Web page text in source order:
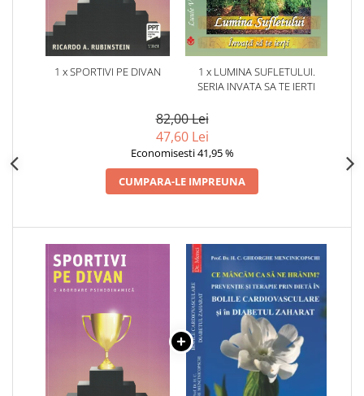
1 x SPORTIVI PE DIVAN
1 x LUMINA SUFLETULUI.
SERIA INVATA SA TE IERTI
82,00 Lei
47,60 Lei
Economisesti 41,95 %
CUMPARA-LE IMPREUNA